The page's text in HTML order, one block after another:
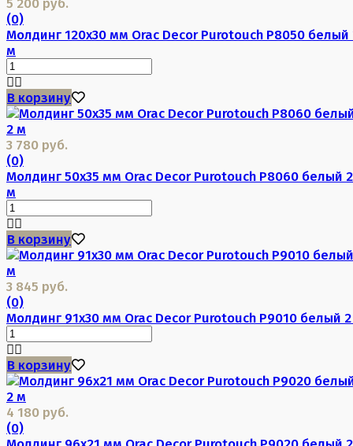
(0)
Молдинг 120х30 мм Orac Decor Purotouch P8050 белый
м
В корзину
3 780 руб.
(0)
Молдинг 50х35 мм Orac Decor Purotouch P8060 белый 2
м
В корзину
3 845 руб.
(0)
Молдинг 91х30 мм Orac Decor Purotouch P9010 белый
В корзину
4 180 руб.
(0)